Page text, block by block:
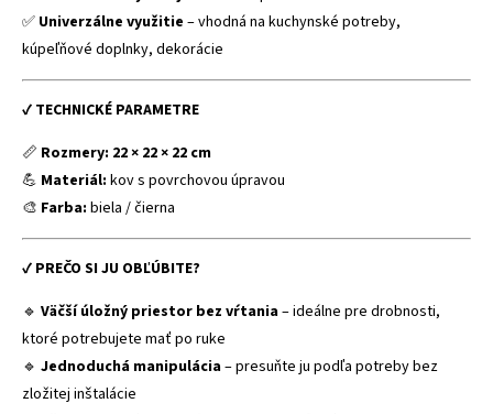
✅ Univerzálne využitie – vhodná na kuchynské potreby,
kúpeľňové doplnky, dekorácie
✔ TECHNICKÉ PARAMETRE
📏 Rozmery: 22 × 22 × 22 cm
💪 Materiál: kov s povrchovou úpravou
🎨 Farba: biela / čierna
✔ PREČO SI JU OBĽÚBITE?
🔹 Väčší úložný priestor bez vŕtania– ideálne pre drobnosti,
ktoré potrebujete mať po ruke
🔹 Jednoduchá manipulácia– presuňte ju podľa potreby bez
zložitej inštalácie